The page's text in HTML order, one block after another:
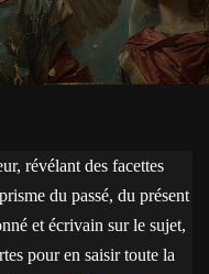
révélant des facettes
du passé, du présent
et écrivain sur le sujet,
pour en saisir toute la